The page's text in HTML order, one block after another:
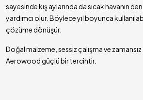
Kapsama Alanı
Yaklaşık
Aydınlatma
Yok
Garanti
değişebilir.
sayesinde kış aylarında da sıcak havanın
yardımcı olur. Böylece yıl boyunca
çözüme dönüşür.
Doğal malzeme, sessiz çalışma ve
Aerowood güçlü bir tercihtir.